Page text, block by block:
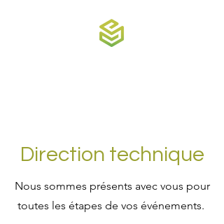
Direction technique
Nous sommes présents avec vous pour
toutes les étapes de vos événements.